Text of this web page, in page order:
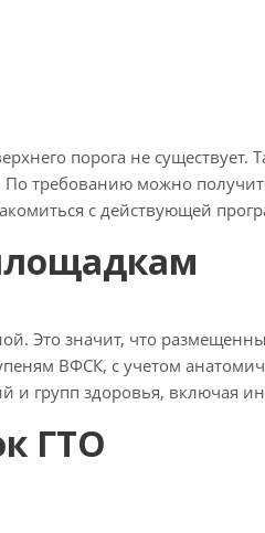
порога не
требованию можно
с действующей
Это значит, что
ВФСК, с учетом
и групп здоровья, включая
ГТО